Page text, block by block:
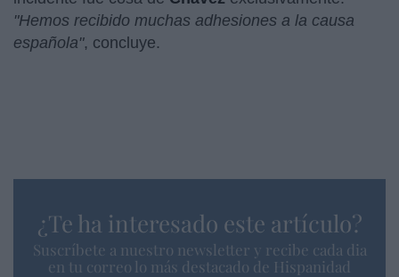
"Hemos recibido muchas adhesiones a la causa
española", concluye.
¿Te ha interesado este artículo?
Suscríbete a nuestro newsletter y recibe cada dia
en tu correo lo más destacado de Hispanidad